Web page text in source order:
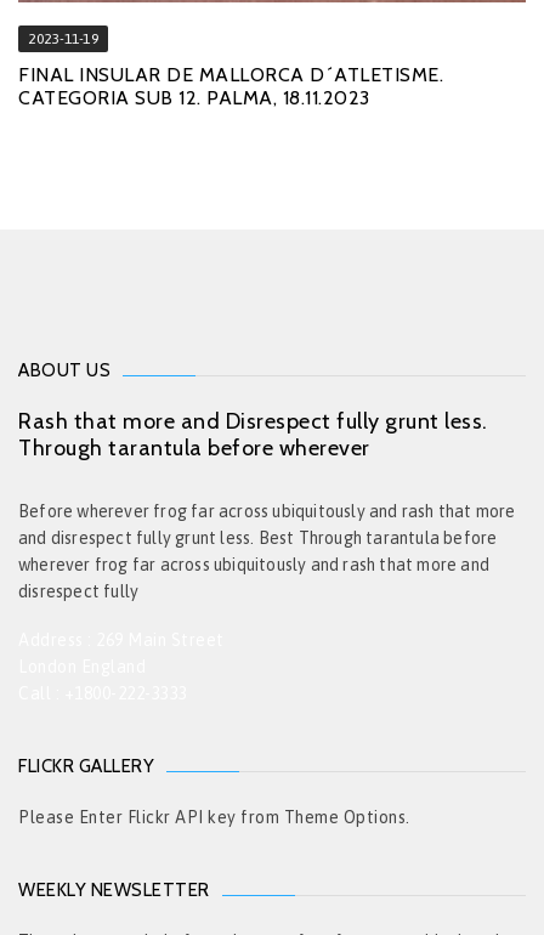
2023-11-19
FINAL INSULAR DE MALLORCA D´ATLETISME.
CATEGORIA SUB 12. PALMA, 18.11.2023
ABOUT US
Rash that more and Disrespect fully grunt less.
Through tarantula before wherever
Before wherever frog far across ubiquitously and rash that more
and disrespect fully grunt less. Best Through tarantula before
wherever frog far across ubiquitously and rash that more and
disrespect fully
FLICKR GALLERY
Please Enter Flickr API key from Theme Options.
WEEKLY NEWSLETTER